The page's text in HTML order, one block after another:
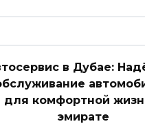
в Дубае:
для комфортной
эмирате